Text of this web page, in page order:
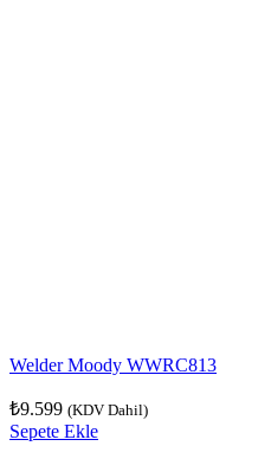
Welder Moody WWRC813
₺9.599 (KDV Dahil)
Sepete Ekle